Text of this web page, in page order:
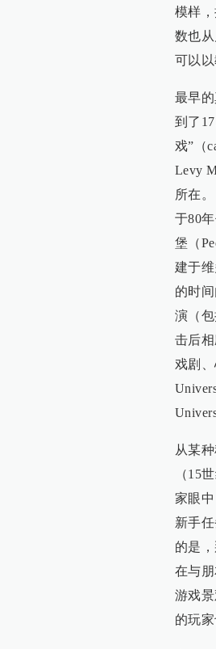
模样
数也
可以
最早
到了
戏”（
Levy
所在
于80
堡（
建于
的时
演（
击后
戏剧
从某
（15
家眼
新手
的是
在与
游戏
的玩